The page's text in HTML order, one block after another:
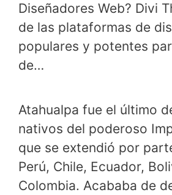
Diseñadores Web? Divi
de las plataformas de
populares y potentes
de…
Atahualpa fue el último
nativos del poderoso
que se extendió por
Perú, Chile, Ecuador,
Colombia. Acababa de